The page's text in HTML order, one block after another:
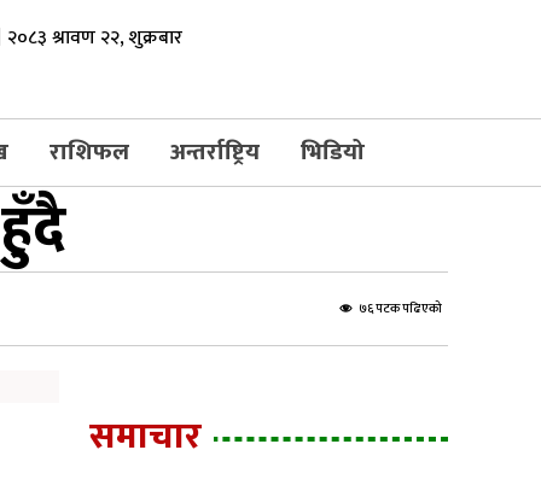
२०८३ श्रावण २२, शुक्रबार
राशिफल अन्तर्राष्ट्रिय भिडियो
७६ पटक पढिएको
समाचार